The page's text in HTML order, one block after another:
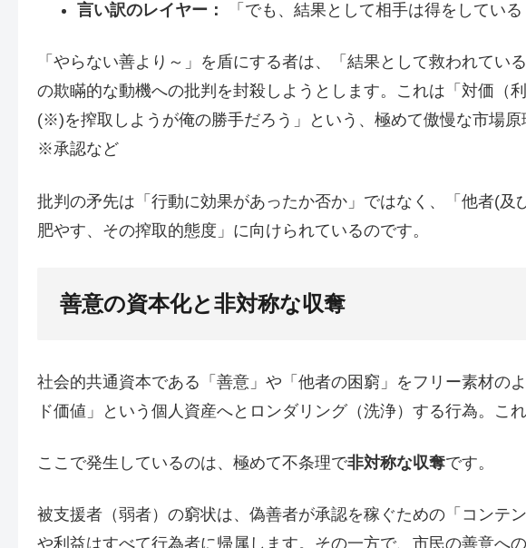
言い訳のレイヤー： 「でも、結果として相手は得をしてい
「やらない善より～」を盾にする者は、「結果として救われてい
の欺瞞的な動機への批判を封殺しようとします。これは「対価（
(※)を搾取しようが俺の勝手だろう」という、極めて傲慢な市場原
※承認など
批判の矛先は「行動に効果があったか否か」ではなく、「他者(及
肥やす、その搾取的態度」に向けられているのです。
善意の資本化と非対称な収奪
社会的共通資本である「善意」や「他者の困窮」をフリー素材の
ド価値」という個人資産へとロンダリング（洗浄）する行為。こ
ここで発生しているのは、極めて不条理で非対称な収奪です。
被支援者（弱者）の窮状は、偽善者が承認を稼ぐための「コンテ
や利益はすべて行為者に帰属します。その一方で、市民の善意へ